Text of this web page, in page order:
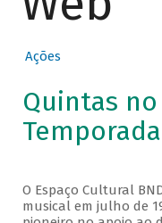
Ações
Quintas no
O Espaço Cultural
musical em julho de